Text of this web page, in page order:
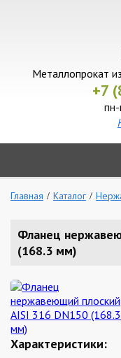
Металлопрокат
+7
Главная Каталог
Фланец
(168.3 мм)
Характеристики: